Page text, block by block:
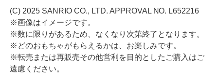
(C) 2025 SANRIO CO., LTD. APPROVAL NO. L652216
※画像はイメージです。
※数に限りがあるため、なくなり次第終了となります。
※どのおもちゃがもらえるかは、お楽しみです。
※転売または再販売その他営利を目的としたご購入はご
遠慮ください。